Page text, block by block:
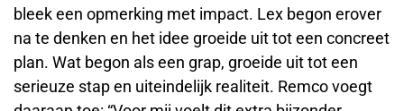
bleek een opmerking met impact. Lex begon erover
na te denken en het idee groeide uit tot een concreet
plan. Wat begon als een grap, groeide uit tot een
serieuze stap en uiteindelijk realiteit. Remco voegt